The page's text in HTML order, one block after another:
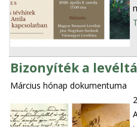
Bizonyíték a
Március hónap dokumentuma